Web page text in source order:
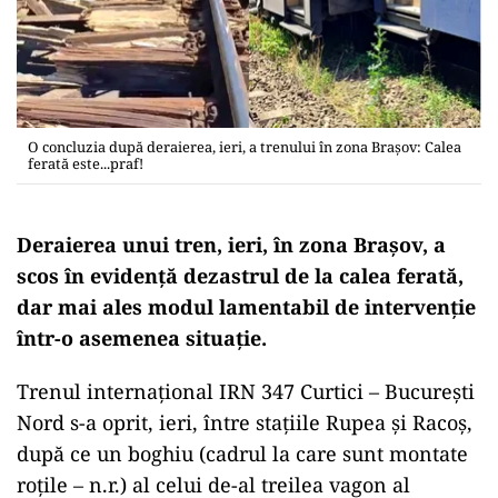
O concluzia după deraierea, ieri, a trenului în zona Brașov: Calea
ferată este...praf!
Deraierea unui tren, ieri, în zona Brașov, a
scos în evidență dezastrul de la calea ferată,
dar mai ales modul lamentabil de intervenție
într-o asemenea situație.
Trenul internaţional IRN 347 Curtici – Bucureşti
Nord s-a oprit, ieri, între staţiile Rupea şi Racoş,
după ce un boghiu (cadrul la care sunt montate
roțile – n.r.) al celui de-al treilea vagon al